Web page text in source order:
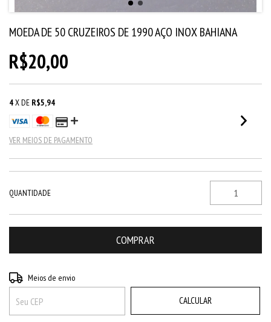
MOEDA DE 50 CRUZEIROS DE 1990 AÇO INOX BAHIANA
R$20,00
4X DE R$5,94
VER MEIOS DE PAGAMENTO
QUANTIDADE
Entregas para o CEP:
Meios de envio
CALCULAR